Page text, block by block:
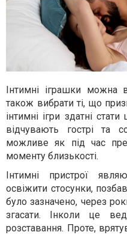
Інтимні іграшки можна
також вибрати ті, що
інтимні ігри здатні
відчувають гострі та
можливе як під час
моменту близькості.
Інтимні пристрої
освіжити стосунки,
було зазначено, через
згасати. Інколи це
розставання. Проте,